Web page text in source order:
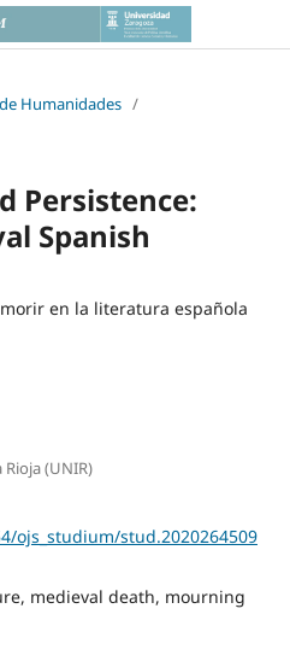
Humanidades /
Persistence:
Spanish
en la literatura española
(UNIR)
ojs_studium/stud.2020264509
medieval death, mourning